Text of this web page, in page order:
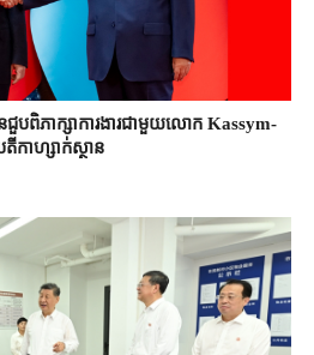
បពិភាក្សា​ការងារជាមួយ​លោក Kassym-
កាហ្សាក់ស្ថាន​